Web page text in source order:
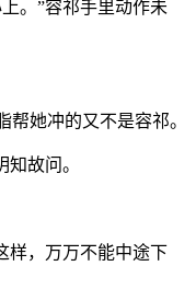
。”容祁手里动作未
她冲的又不是容祁。
故问。
样，万万不能中途下